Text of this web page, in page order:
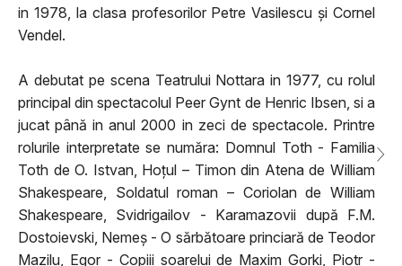
in 1978, la clasa profesorilor Petre Vasilescu și Cornel
Vendel.
A debutat pe scena Teatrului Nottara in 1977, cu rolul
principal din spectacolul Peer Gynt de Henric Ibsen, si a
jucat până in anul 2000 in zeci de spectacole. Printre
rolurile interpretate se număra: Domnul Toth - Familia
Toth de O. Istvan, Hoțul – Timon din Atena de William
Shakespeare, Soldatul roman – Coriolan de William
Shakespeare, Svidrigailov - Karamazovii după F.M.
Dostoievski, Nemeș - O sărbătoare princiară de Teodor
Mazilu, Egor - Copiii soarelui de Maxim Gorki, Piotr -